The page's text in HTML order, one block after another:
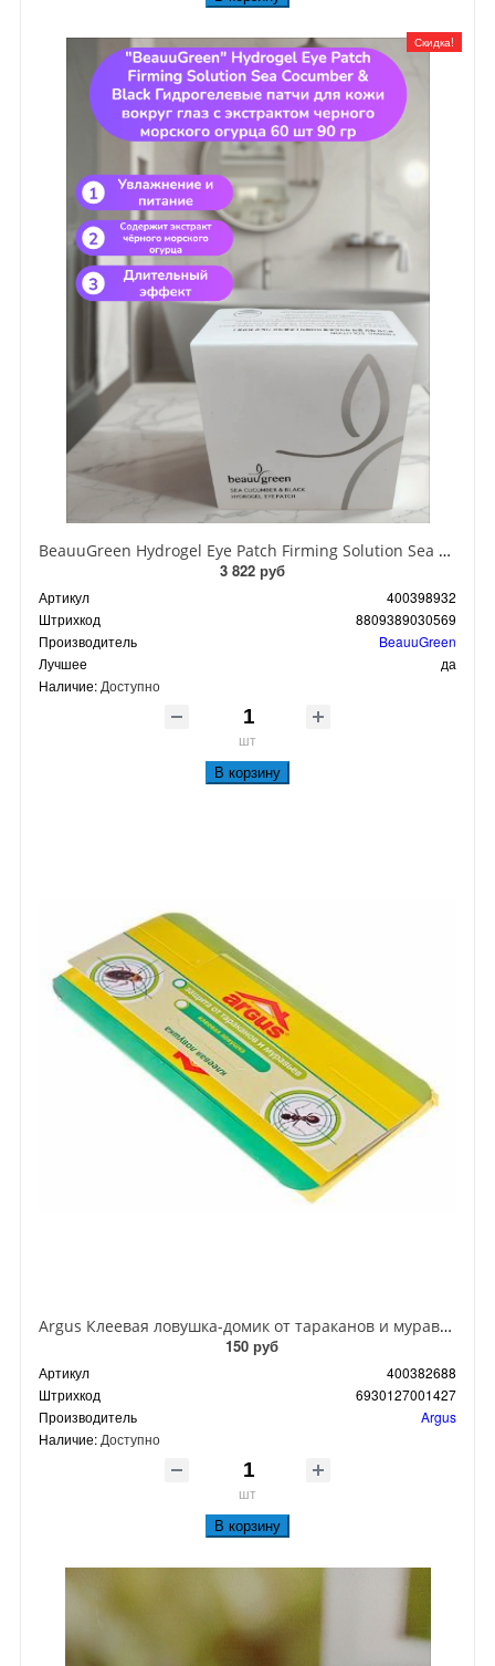
Скидка!
BeauuGreen Hydrogel Eye Patch Firming Solution Sea Cocumber & Black Гидрогелевые патчи для кожи вокруг глаз с экстрактом черного морского огурца 60 шт 90 гр
3 822 руб
Артикул
400398932
Штрихкод
8809389030569
Производитель
BeauuGreen
Лучшее
да
Наличие: Доступно
шт
В корзину
Argus Клеевая ловушка-домик от тараканов и муравьев
150 руб
Артикул
400382688
Штрихкод
6930127001427
Производитель
Argus
Наличие: Доступно
шт
В корзину